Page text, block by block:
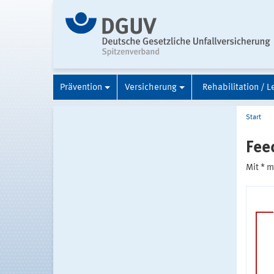
Prävention Versicherung Rehabilitation /
Start
Mit *